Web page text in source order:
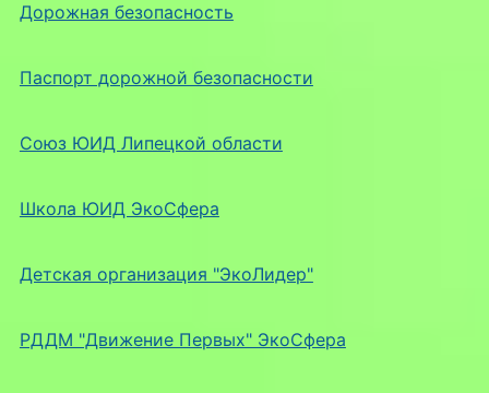
Дорожная безопасность
Паспорт дорожной безопасности
Союз ЮИД Липецкой области
Школа ЮИД ЭкоСфера
Детская организация "ЭкоЛидер"
РДДМ "Движение Первых" ЭкоСфера